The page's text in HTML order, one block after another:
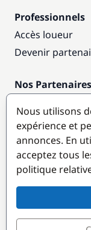
Professionnels
Accès loueur
Devenir
Nos Partenaires
Destinations
Nous utilisons
expérience et
annonces. En
acceptez tous
politique